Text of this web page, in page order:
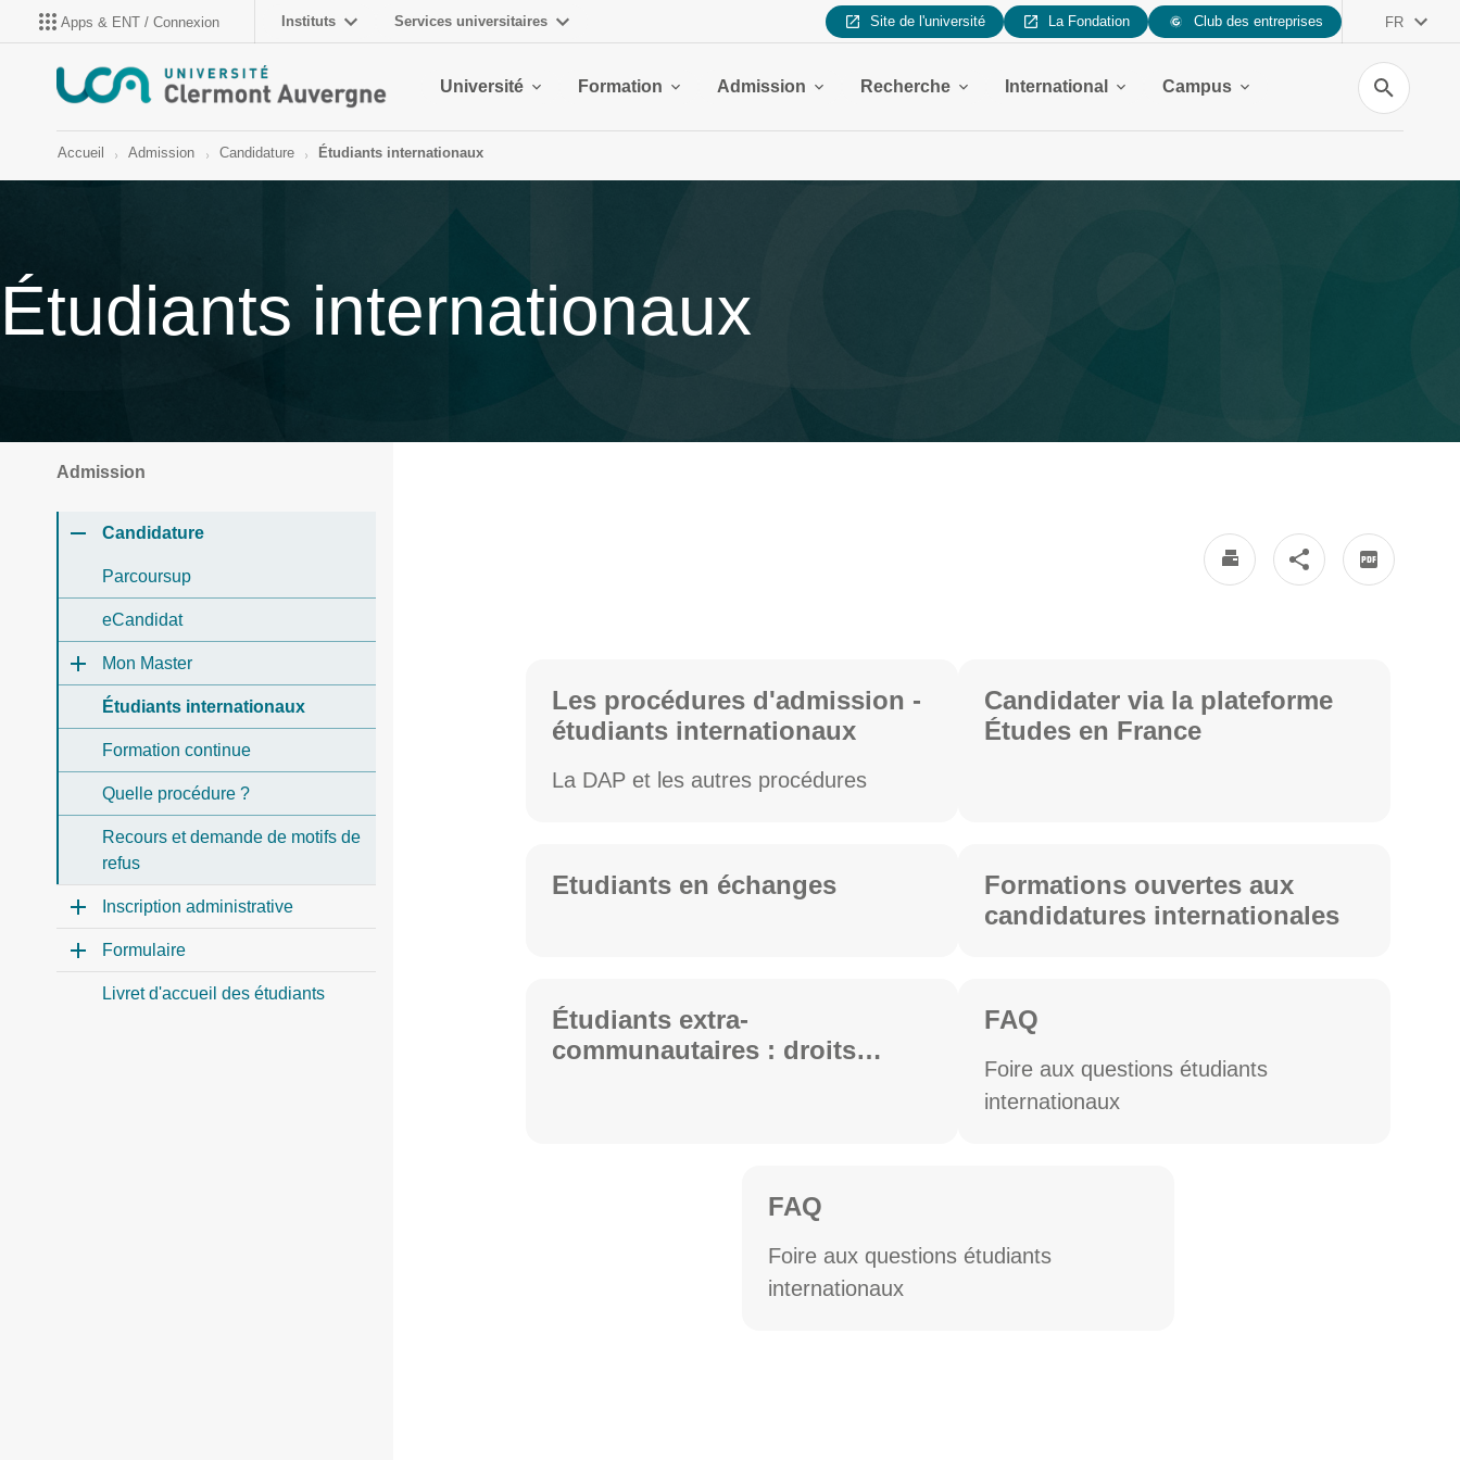
Apps & ENT / Connexion Instituts Services universitaires Site de l'université La Fondation Club des entreprises FR
Université Formation Admission Recherche International Campus
Recherche
Accueil Admission Candidature Étudiants internationaux
Étudiants internationaux
Les procédures d'admission -
étudiants internationaux
La DAP et les autres procédures
Candidater via la plateforme
Études en France
Etudiants en échanges
Formations ouvertes aux
candidatures internationales
Étudiants extra-
communautaires : droits
FAQ
Foire aux questions étudiants
internationaux
FAQ
Foire aux questions étudiants
internationaux
Admission
Candidature
Parcoursup
eCandidat
Mon Master
Étudiants internationaux
Formation continue
Quelle procédure ?
Recours et demande de motifs de
refus
Inscription administrative
Formulaire
Livret d'accueil des étudiants